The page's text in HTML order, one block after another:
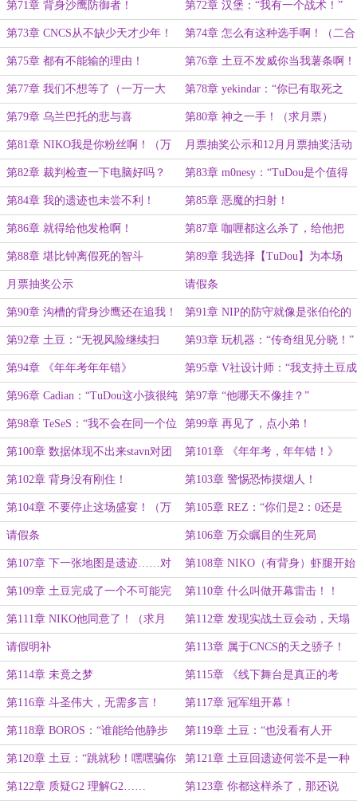
第71章 背身沙鹰防御者！ 第72章 汉堡：“我有一个战术！”
第73章 CNCS从不缺少天才少年！
（求月票）
第74章 怎么有这种选手啊！（二合
一万字）
第75章 都有不能输的理由！ 第76章 土豆不发威你当我薯条啊！
（二合一）
第77章 我们不想等了（一万一大
章）
第78章 yekindar：“你已有取死之
道！”
第79章 乌兰巴托的悲与喜 第80章 神之一手！（求月票）
第81章 NIKO我是你粉丝啊！（万
字大章）
月票抽奖公示和12月月票抽奖活动
第82章 裁判检查一下电脑好吗？ 第83章 m0nesy：“TuDou是个值得
称赞的对手！”（万字大章）
第84章 我的遗迹也未尝不利！ 第85章 恶魔的扫射！
第86章 就得给他发枪啊！ 第87章 咖喱都这么杀了，给他把
AK怎样我都不敢想！（万字大章）
第88章 堪比钟离假死的智斗 第89章 我选择【TuDou】为本场
【悲情英雄】！
月票抽奖公示 请假条
第90章 沟槽的背身沙鹰还在追我！ 第91章 NIP的防守就像是张伯伦的
厕纸一样
第92章 土豆：“无视风险继续扫
射！”（万字大章）
第93章 玩机器：“传奇组见分晓！”
第94章 《年年考年年错》 第95章 V社设计师：“我支持土豆成
为传奇组话事人！”
第96章 Cadian：“TuDou这小孩很纯
粹……我指的是味道。”
第97章 “他哪天不像挂？”
第98章 TeSeS：“我不会在同一个位
置上被击杀两次！”
第99章 再见了，点小弟！
第100章 数据体现不出来stavn对团
队的伤害
第101章 《年年考，年年错！》
（万字大章）
第102章 背身没有刚住！ 第103章 警惕恐怖摸烟人！
第104章 不要停止这场盛宴！（万
字）
第105章 REZ：“你们是2：0还是
2:1？”
请假条 第106章 万众瞩目的生死局
第107章 下一张地图是遗迹……对
吧！
第108章 NIKO（有背身）虾腿开始
发抖
第109章 土豆完成了一个不可能完
成的任务！（一万四大章）
第110章 什么叫做开幕雷击！！
第111章 NIKO他同意了！（求月
票）
第112章 发现实战土豆会动，天塌
了！
请假明补 第113章 属于CNCS的天之骄子！
（一万五大章）
第114章 未竟之梦 第115章 《线下舞台是真正的考
验》
第116章 斗圣伟大，无需多言！ 第117章 冠军组开幕！
第118章 BOROS：“谁能给他静步
键安上去？”
第119章 土豆：“也没看有人开
啊！”
第120章 土豆：“跳就秒！嘿嘿骗你
的，不跳也秒！”
第121章 土豆回遗迹何尝不是一种
回家？
第122章 质疑G2 理解G2…… 第123章 你都这样杀了，那还说